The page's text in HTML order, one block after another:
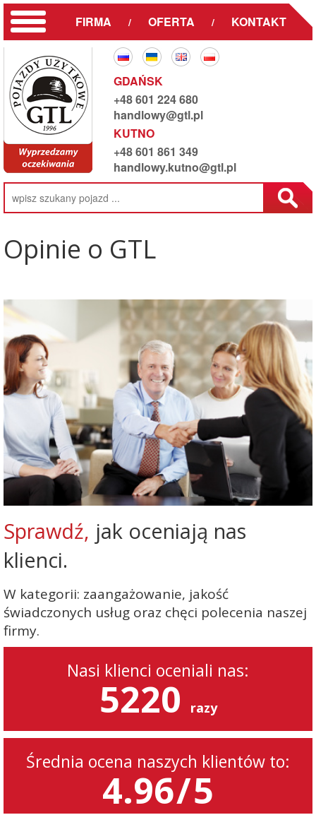
FIRMA / OFERTA / KONTAKT
GDAŃSK
+48 601 224 680
handlowy@gtl.pl
KUTNO
+48 601 861 349
handlowy.kutno@gtl.pl
Opinie o GTL
Sprawdź, jak oceniają nas
klienci.
W kategorii: zaangażowanie, jakość
świadczonych usług oraz chęci polecenia naszej
firmy.
Nasi klienci oceniali nas:
5220 razy
Średnia ocena naszych klientów to:
4.96/5